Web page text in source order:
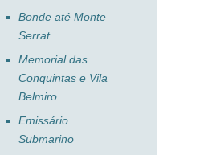
Bonde até Monte
Serrat
Memorial das
Conquintas e Vila
Belmiro
Emissário
Submarino